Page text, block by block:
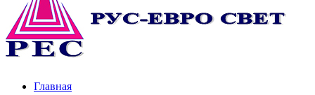
Главная